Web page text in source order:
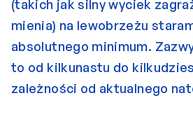
(takich jak silny wyciek
mienia) na lewobrzeżu
absolutnego minimum.
to od kilkunastu do
zależności od aktualnego